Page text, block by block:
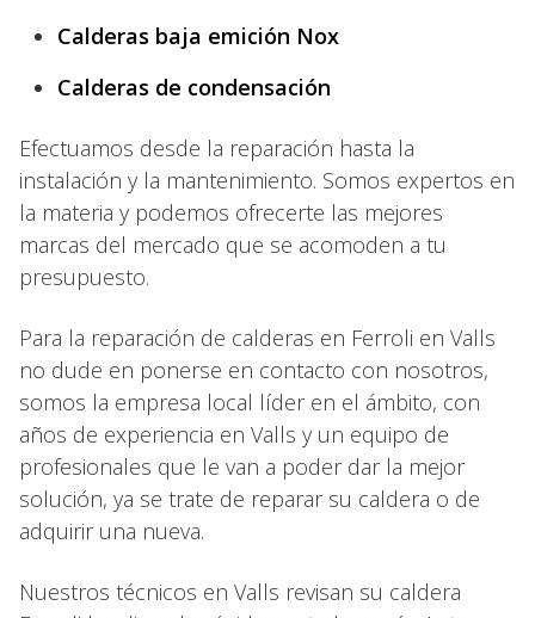
Calderas baja emición Nox
Calderas de condensación
Efectuamos desde la reparación hasta la
instalación y la mantenimiento. Somos expertos en
la materia y podemos ofrecerte las mejores
marcas del mercado que se acomoden a tu
presupuesto.
Para la reparación de calderas en Ferroli en Valls
no dude en ponerse en contacto con nosotros,
somos la empresa local líder en el ámbito, con
años de experiencia en Valls y un equipo de
profesionales que le van a poder dar la mejor
solución, ya se trate de reparar su caldera o de
adquirir una nueva.
Nuestros técnicos en Valls revisan su caldera